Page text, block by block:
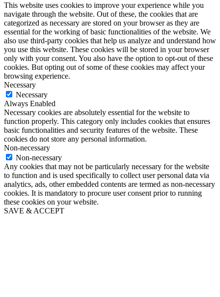
This website uses cookies to improve your experience while you
navigate through the website. Out of these, the cookies that are
categorized as necessary are stored on your browser as they are
essential for the working of basic functionalities of the website. We
also use third-party cookies that help us analyze and understand how
you use this website. These cookies will be stored in your browser
only with your consent. You also have the option to opt-out of these
cookies. But opting out of some of these cookies may affect your
browsing experience.
Necessary
Necessary
Always Enabled
Necessary cookies are absolutely essential for the website to
function properly. This category only includes cookies that ensures
basic functionalities and security features of the website. These
cookies do not store any personal information.
Non-necessary
Non-necessary
Any cookies that may not be particularly necessary for the website
to function and is used specifically to collect user personal data via
analytics, ads, other embedded contents are termed as non-necessary
cookies. It is mandatory to procure user consent prior to running
these cookies on your website.
SAVE & ACCEPT